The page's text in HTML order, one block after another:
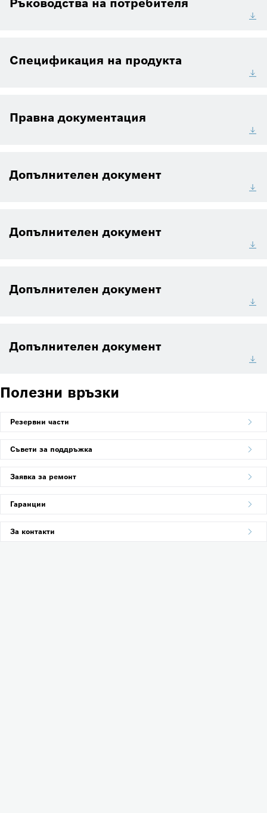
Спецификация на продукта
Правна документация
Допълнителен документ
Допълнителен документ
Допълнителен документ
Допълнителен документ
Полезни връзки
Резервни части
Съвети за поддръжка
Заявка за ремонт
Гаранции
За контакти